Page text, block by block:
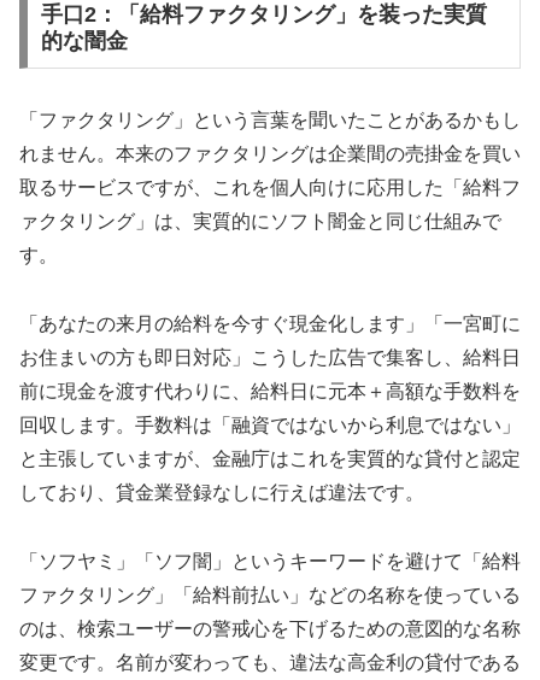
手口2：「給料ファクタリング」を装った実質
的な闇金
「ファクタリング」という言葉を聞いたことがあるかもし
れません。本来のファクタリングは企業間の売掛金を買い
取るサービスですが、これを個人向けに応用した「給料フ
ァクタリング」は、実質的にソフト闇金と同じ仕組みで
す。
「あなたの来月の給料を今すぐ現金化します」「一宮町に
お住まいの方も即日対応」こうした広告で集客し、給料日
前に現金を渡す代わりに、給料日に元本＋高額な手数料を
回収します。手数料は「融資ではないから利息ではない」
と主張していますが、金融庁はこれを実質的な貸付と認定
しており、貸金業登録なしに行えば違法です。
「ソフヤミ」「ソフ闇」というキーワードを避けて「給料
ファクタリング」「給料前払い」などの名称を使っている
のは、検索ユーザーの警戒心を下げるための意図的な名称
変更です。名前が変わっても、違法な高金利の貸付である